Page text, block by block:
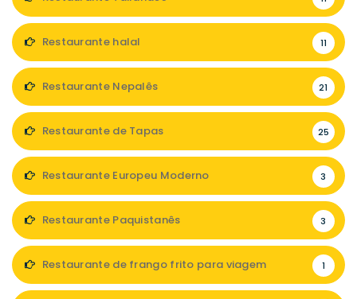
Restaurante halal 11
Restaurante Nepalês 21
Restaurante de Tapas 25
Restaurante Europeu Moderno 3
Restaurante Paquistanês 3
Restaurante de frango frito para viagem 1